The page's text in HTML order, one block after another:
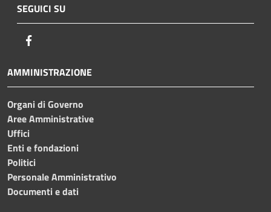
SEGUICI SU
AMMINISTRAZIONE
Organi di Governo
Aree Amministrative
Uffici
Enti e fondazioni
Politici
Personale Amministrativo
Documenti e dati